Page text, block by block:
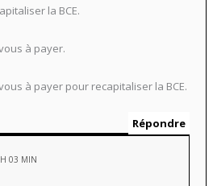
la BCE.
à payer.
à payer pour recapitaliser la BCE.
Répondre
03 MIN